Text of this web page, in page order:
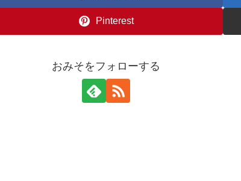
Pinterest
おみそをフォローする